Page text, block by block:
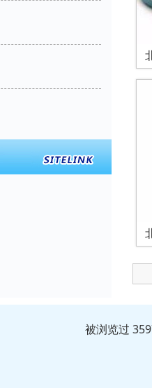
被浏览过